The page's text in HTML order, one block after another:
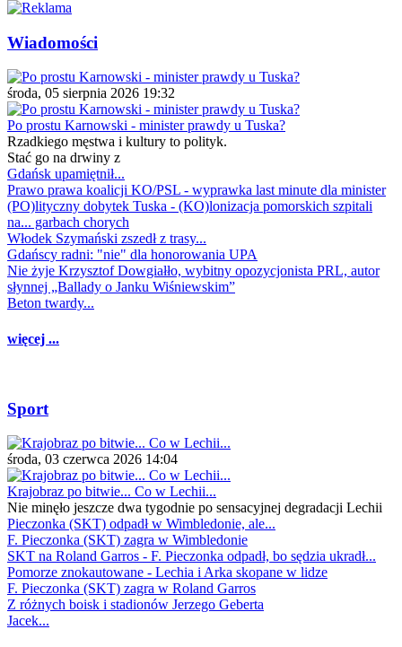
Wiadomości
środa, 05 sierpnia 2026 19:32
Po prostu Karnowski - minister prawdy u Tuska?
Rzadkiego męstwa i kultury to polityk.
Stać go na drwiny z
Gdańsk upamiętnił...
Prawo prawa koalicji KO/PSL - wyprawka last minute dla minister
(PO)lityczny dobytek Tuska - (KO)lonizacja pomorskich szpitali
na... garbach chorych
Włodek Szymański zszedł z trasy...
Gdańscy radni: "nie" dla honorowania UPA
Nie żyje Krzysztof Dowgiałło, wybitny opozycjonista PRL, autor
słynnej „Ballady o Janku Wiśniewskim”
Beton twardy...
więcej ...
Sport
środa, 03 czerwca 2026 14:04
Krajobraz po bitwie... Co w Lechii...
Nie minęło jeszcze dwa tygodnie po sensacyjnej degradacji Lechii
Pieczonka (SKT) odpadł w Wimbledonie, ale...
F. Pieczonka (SKT) zagra w Wimbledonie
SKT na Roland Garros - F. Pieczonka odpadł, bo sędzia ukradł...
Pomorze znokautowane - Lechia i Arka skopane w lidze
F. Pieczonka (SKT) zagra w Roland Garros
Z różnych boisk i stadionów Jerzego Geberta
Jacek...